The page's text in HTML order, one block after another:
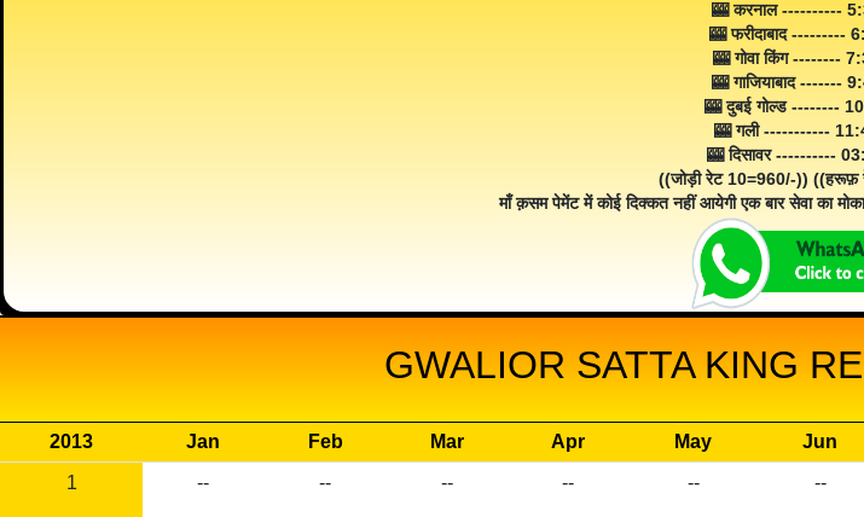
🎰 करनाल ----------
🎰 फरीदाबाद ---------
🎰 गोवा किंग --------
🎰 गाजियाबाद -------
🎰 दुबई गोल्ड --------
🎰 गली -----------
🎰 दिसावर ----------
((जोड़ी रेट 10=960/-)) ((हरूफ़
माँ क़सम पेमेंट में कोई दिक्कत नहीं आयेगी एक बार सेवा का
GWALIOR SATTA KING
2013 Jan Feb Mar Apr May Jun
1
-- -- -- -- -- --